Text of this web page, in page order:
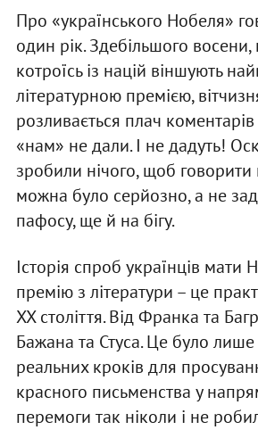
Про «українського Нобеля»
один рік. Здебільшого
котроїсь із націй віншують
літературною премією,
розливається плач
«нам» не дали. І не дадуть!
зробили нічого, щоб
можна було серйозно, а не
пафосу, ще й на бігу.
Історія спроб українців мати
премію з літератури – це
ХХ століття. Від Франка та
Бажана та Стуса. Це було
реальних кроків для
красного письменства у
перемоги так ніколи і не